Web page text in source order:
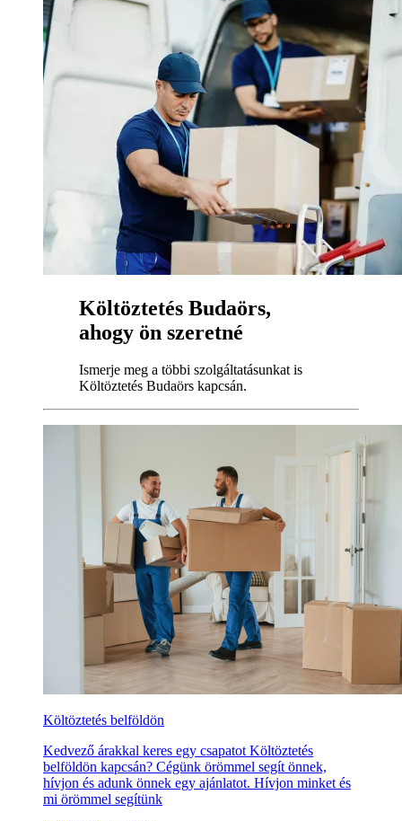
Költöztetés Budaörs,
ahogy ön szeretné
Ismerje meg a többi szolgáltatásunkat is
Költöztetés Budaörs kapcsán.
Költöztetés belföldön
Kedvező árakkal keres egy csapatot Költöztetés
belföldön kapcsán? Cégünk örömmel segít önnek,
hívjon és adunk önnek egy ajánlatot. Hívjon minket és
mi örömmel segítünk